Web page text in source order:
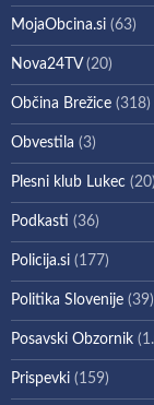
MojaObcina.si (63)
Nova24TV(20)
Občina Brežice (318)
Obvestila (3)
Plesni klub Lukec (20)
Podkasti (36)
Policija.si (177)
Politika Slovenije (39)
Posavski Obzornik
Prispevki (159)